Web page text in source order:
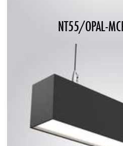
NT55/OPAL-